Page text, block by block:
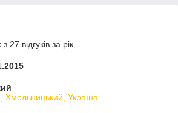
27 відгуків за рік
Хмельницький, Україна